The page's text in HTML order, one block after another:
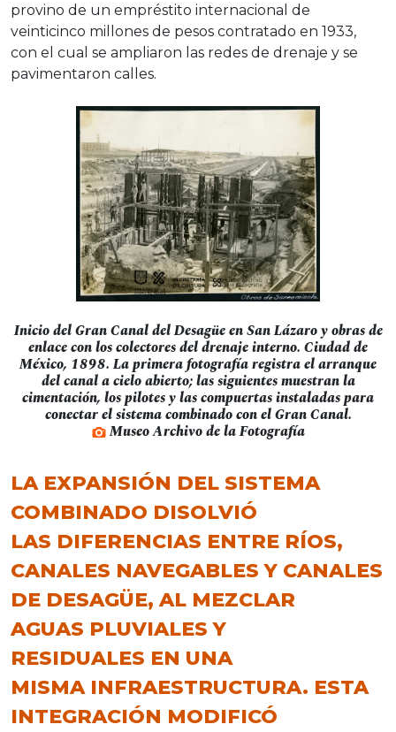
provino de un empréstito internacional de
veinticinco millones de pesos contratado en 1933,
con el cual se ampliaron las redes de drenaje y se
pavimentaron calles.
Inicio del Gran Canal del Desagüe en San Lázaro y obras de
enlace con los colectores del drenaje interno. Ciudad de
México, 1898. La primera fotografía registra el arranque
del canal a cielo abierto; las siguientes muestran la
cimentación, los pilotes y las compuertas instaladas para
conectar el sistema combinado con el Gran Canal.
Museo Archivo de la Fotografía
LA EXPANSIÓN DEL SISTEMA
COMBINADO DISOLVIÓ
LAS DIFERENCIAS ENTRE RÍOS,
CANALES NAVEGABLES Y CANALES
DE DESAGÜE, AL MEZCLAR
AGUAS PLUVIALES Y
RESIDUALES EN UNA
MISMA INFRAESTRUCTURA. ESTA
INTEGRACIÓN MODIFICÓ